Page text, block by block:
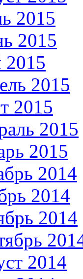
2015
2015
2015
2015
2015
2015
2014
2014
2014
2014